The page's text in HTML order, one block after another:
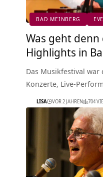
BAD MEINBERG
Was geht
Highlights in
Das Musikfestival
Konzerte, Live-
LISA VOR 2 JAHREN 704